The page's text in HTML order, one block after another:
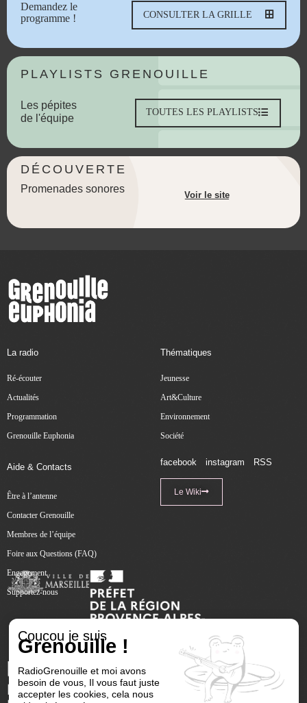
Demandez le
programme !
CONSULTER LA GRILLE
PLAYLISTS GRENOUILLE
Les pépites
de l'équipe
TOUTES LES PLAYLISTS
DÉCOUVERTE
Promenades sonores
Voir le site
La radio
Ré-écouter
Actualités
Programmation
Grenouille Euphonia
Thématiques
Jeunesse
Art&Culture
Environnement
Société
Aide & Contacts
Être à l’antenne
Contacter Grenouille
Membres de l’équipe
Foire aux Questions (FAQ)
Engagement
Supportez-nous
facebook instagram RSS
Le Wiki
Coucou je suis
Grenouille !
RadioGrenouille et moi avons
besoin de vous, Il vous faut juste
accepter les cookies, cela nous